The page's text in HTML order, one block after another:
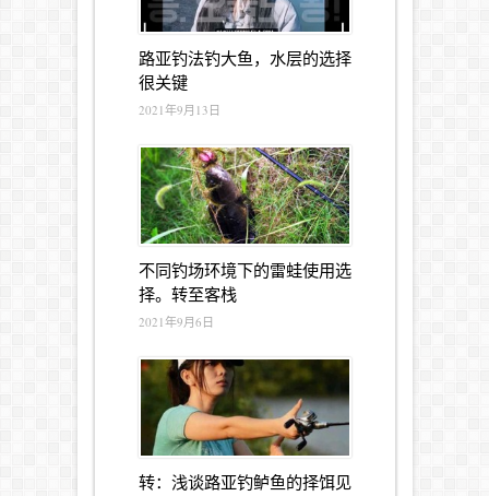
路亚钓法钓大鱼，水层的选择
很关键
2021年9月13日
不同钓场环境下的雷蛙使用选
择。转至客栈
2021年9月6日
转：浅谈路亚钓鲈鱼的择饵见